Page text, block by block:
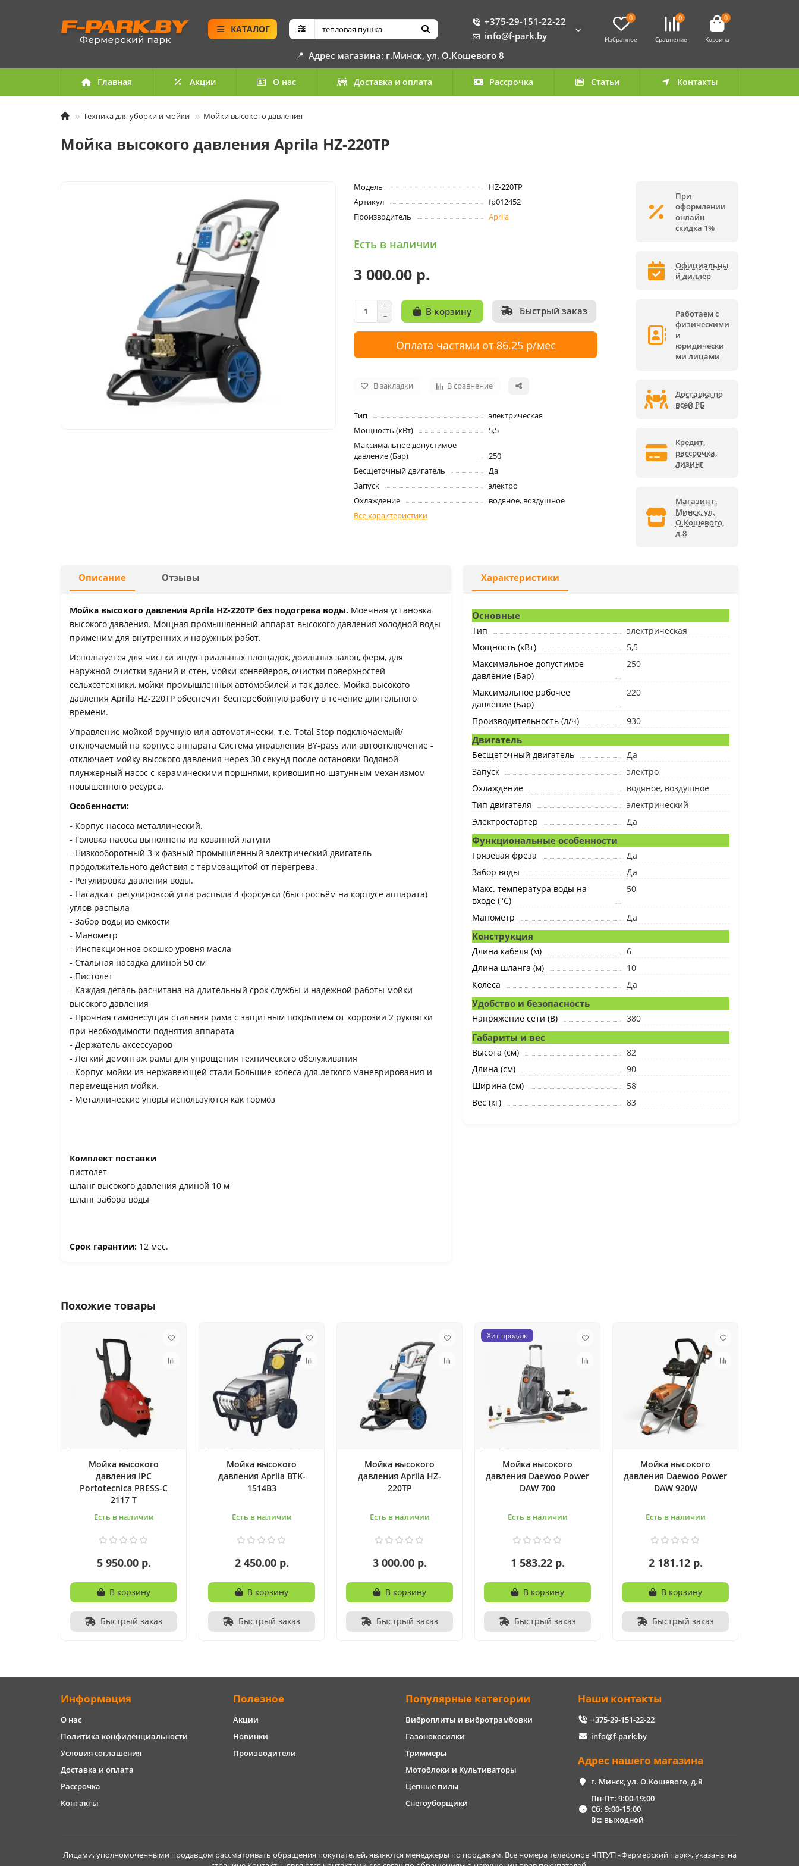
КАТАЛОГ
+375-29-151-22-22
info@f-park.by
0
Избранное
0
Сравнение
0
Корзина
📍 Адрес магазина: г.Минск, ул. О.Кошевого 8
Главная Акции О нас Доставка и оплата Рассрочка Статьи Контакты
Техника для уборки и мойки Мойки высокого давления
Мойка высокого давления Aprila HZ-220TP
Модель
HZ-220TP
Артикул
fp012452
Производитель
Aprila
Есть в наличии
3 000.00 р.
В корзину Быстрый заказ
Оплата частями от 86.25 р/мес
В закладки В сравнение
Тип
электрическая
Мощность (кВт)
5,5
Максимальное допустимое
давление (Бар)
250
Бесщеточный двигатель
Да
Запуск
электро
Охлаждение
водяное, воздушное
Все характеристики
При
оформлении
онлайн
скидка 1%
Официальны
й диллер
Работаем с
физическими
и
юридически
ми лицами
Доставка по
всей РБ
Кредит,
рассрочка,
лизинг
Магазин г.
Минск, ул.
О.Кошевого,
д.8
Описание Отзывы
Мойка высокого давления Aprila HZ-220TP без подогрева воды. Моечная установка
высокого давления. Мощная промышленный аппарат высокого давления холодной воды
применим для внутренних и наружных работ.
Используется для чистки индустриальных площадок, доильных залов, ферм, для
наружной очистки зданий и стен, мойки конвейеров, очистки поверхностей
сельхозтехники, мойки промышленных автомобилей и так далее. Мойка высокого
давления Aprila HZ-220TP обеспечит бесперебойную работу в течение длительного
времени.
Управление мойкой вручную или автоматически, т.е. Total Stop подключаемый/
отключаемый на корпусе аппарата Система управления BY-pass или автоотключение -
отключает мойку высокого давления через 30 секунд после остановки Водяной
плунжерный насос с керамическими поршнями, кривошипно-шатунным механизмом
повышенного ресурса.
Особенности:
- Корпус насоса металлический.
- Головка насоса выполнена из кованной латуни
- Низкооборотный 3-х фазный промышленный электрический двигатель
продолжительного действия с термозащитой от перегрева.
- Регулировка давления воды.
- Насадка с регулировкой угла распыла 4 форсунки (быстросъём на корпусе аппарата)
углов распыла
- Забор воды из ёмкости
- Манометр
- Инспекционное окошко уровня масла
- Стальная насадка длиной 50 см
- Пистолет
- Каждая деталь расчитана на длительный срок службы и надежной работы мойки
высокого давления
- Прочная самонесущая стальная рама с защитным покрытием от коррозии 2 рукоятки
при необходимости поднятия аппарата
- Держатель аксессуаров
- Легкий демонтаж рамы для упрощения технического обслуживания
- Корпус мойки из нержавеющей стали Большие колеса для легкого маневрирования и
перемещения мойки.
- Металлические упоры используются как тормоз
Комплект поставки
пистолет
шланг высокого давления длиной 10 м
шланг забора воды
Срок гарантии: 12 мес.
Характеристики
Основные
Тип
электрическая
Мощность (кВт)
5,5
Максимальное допустимое
давление (Бар)
250
Максимальное рабочее
давление (Бар)
220
Производительность (л/ч) 930
Двигатель
Бесщеточный двигатель
Да
Запуск
электро
Охлаждение
водяное, воздушное
Тип двигателя
электрический
Электростартер
Да
Функциональные особенности
Грязевая фреза
Да
Забор воды
Да
Макс. температура воды на
входе (°C)
50
Манометр Да
Конструкция
Длина кабеля (м)
6
Длина шланга (м)
10
Колеса
Да
Удобство и безопасность
Напряжение сети (В) 380
Габариты и вес
Высота (cм)
82
Длина (cм)
90
Ширина (cм)
58
Вес (кг)
83
Похожие товары
Мойка высокого
давления IPC
Portotecnica PRESS-C
2117 T
Есть в наличии
5 950.00 р.
В корзину
Быстрый заказ
Мойка высокого
давления Aprila BTK-
1514B3
Есть в наличии
2 450.00 р.
В корзину
Быстрый заказ
Мойка высокого
давления Aprila HZ-
220TP
Есть в наличии
3 000.00 р.
В корзину
Быстрый заказ
Хит продаж
Мойка высокого
давления Daewoo Power
DAW 700
Есть в наличии
1 583.22 р.
В корзину
Быстрый заказ
Мойка высокого
давления Daewoo Power
DAW 920W
Есть в наличии
2 181.12 р.
В корзину
Быстрый заказ
Информация
О нас
Политика конфиденциальности
Условия соглашения
Доставка и оплата
Рассрочка
Контакты
Полезное
Акции
Новинки
Производители
Популярные категории
Виброплиты и вибротрамбовки
Газонокосилки
Триммеры
Мотоблоки и Культиваторы
Цепные пилы
Снегоуборщики
Наши контакты
+375-29-151-22-22
info@f-park.by
Адрес нашего магазина
г. Минск, ул. О.Кошевого, д.8
Пн-Пт: 9:00-19:00
Сб: 9:00-15:00
Вс: выходной
Лицами, уполномоченными продавцом рассматривать обращения покупателей, являются менеджеры по продажам. Все номера телефонов ЧПТУП «Фермерский парк», указаны на